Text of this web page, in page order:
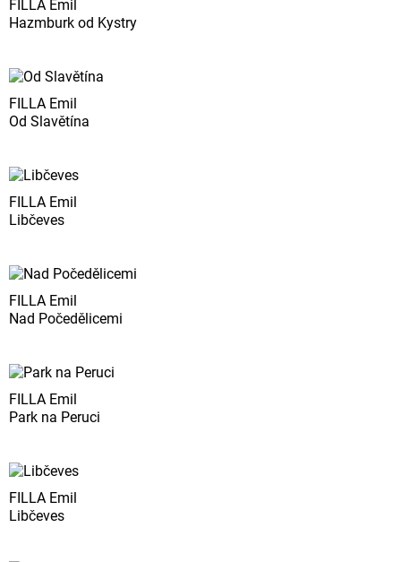
FILLA Emil
Hazmburk od Kystry
FILLA Emil
Od Slavětína
FILLA Emil
Libčeves
FILLA Emil
Nad Počedělicemi
FILLA Emil
Park na Peruci
FILLA Emil
Libčeves